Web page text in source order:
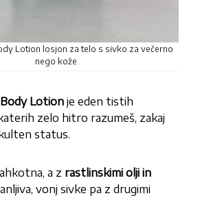
Lotion losjon za telo s sivko za večerno
nego kože.
Body Lotionje eden tistih
zelo hitro razumeš, zakaj
status.
a z rastlinskimi olji in
vonj sivke pa z drugimi